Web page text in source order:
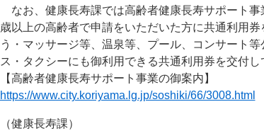
なお、健康長寿課では高齢者健康長寿サポート
歳以上の高齢者で申請をいただいた方に共通利用
う・マッサージ等、温泉等、プール、コンサート
ス・タクシーにも御利用できる共通利用券を交付し
【高齢者健康長寿サポート事業の御案内】
https://www.city.koriyama.lg.jp/soshiki/66/3008.html
​​（健康長寿課）